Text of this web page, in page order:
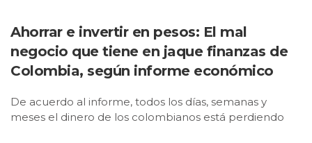
Ahorrar e invertir en pesos: El mal
negocio que tiene en jaque finanzas de
Colombia, según informe económico
De acuerdo al informe, todos los días, semanas y
meses el dinero de los colombianos está perdiendo